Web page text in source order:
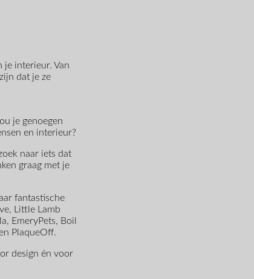
je interieur. Van
dat je ze
je genoegen
en interieur?
naar iets dat
graag met je
fantastische
Little Lamb
EmeryPets, Boil
PlaqueOff.
design én voor